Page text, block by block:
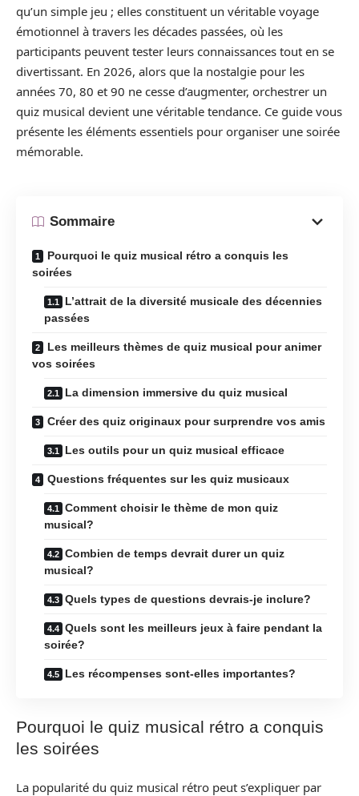
qu’un simple jeu ; elles constituent un véritable voyage
émotionnel à travers les décades passées, où les
participants peuvent tester leurs connaissances tout en se
divertissant. En 2026, alors que la nostalgie pour les
années 70, 80 et 90 ne cesse d’augmenter, orchestrer un
quiz musical devient une véritable tendance. Ce guide vous
présente les éléments essentiels pour organiser une soirée
mémorable.
Sommaire
Pourquoi le quiz musical rétro a conquis les
soirées
L’attrait de la diversité musicale des décennies
passées
Les meilleurs thèmes de quiz musical pour animer
vos soirées
La dimension immersive du quiz musical
Créer des quiz originaux pour surprendre vos amis
Les outils pour un quiz musical efficace
Questions fréquentes sur les quiz musicaux
Comment choisir le thème de mon quiz
musical?
Combien de temps devrait durer un quiz
musical?
Quels types de questions devrais-je inclure?
Quels sont les meilleurs jeux à faire pendant la
soirée?
Les récompenses sont-elles importantes?
Pourquoi le quiz musical rétro a conquis
les soirées
La popularité du quiz musical rétro peut s’expliquer par